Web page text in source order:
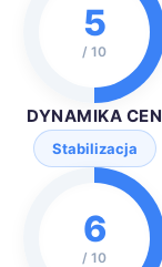
5
/ 10
DYNAMIKA CEN
Stabilizacja
6
/ 10